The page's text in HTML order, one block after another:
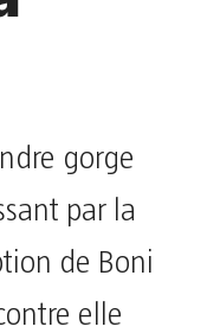
gorge
par la
de Boni
elle